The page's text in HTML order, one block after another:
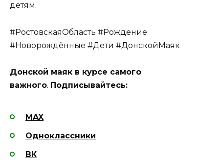
детям.
#РостовскаяОбласть #Рождение
#Новорождённые #Дети #ДонскойМаяк
Донской маяк в курсе самого
важного. Подписывайтесь:
MAX
Одноклассники
ВК